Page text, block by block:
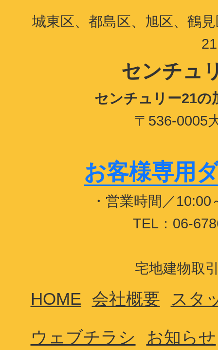
城東区、都島区、旭区、鶴
センチュ
センチュリー21の
〒536-0005
お客様専用
・営業時間／
TEL：06-
宅地建物取
HOME 会社概要 スタ
ウェブチラシ お知らせ